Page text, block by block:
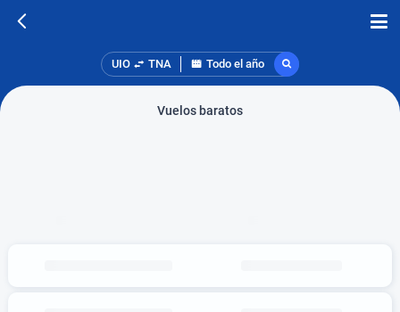
UIO TNA Todo el año
Vuelos baratos